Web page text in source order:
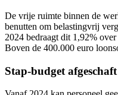
De vrije ruimte binnen de
benutten om belastingvrij
2024 bedraagt dit 1,92%
Boven de 400.000 euro
Stap-budget afgeschaft